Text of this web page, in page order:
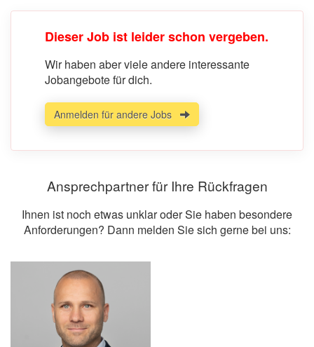
Dieser Job ist leider schon vergeben.
Wir haben aber viele andere interessante
Jobangebote für dich.
Anmelden für andere Jobs
Ansprechpartner für Ihre Rückfragen
Ihnen ist noch etwas unklar oder Sie haben besondere
Anforderungen? Dann melden Sie sich gerne bei uns: